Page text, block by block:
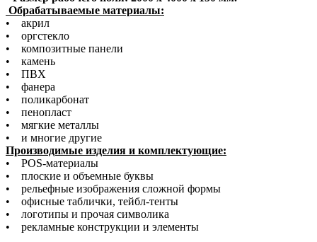
Обрабатываемые материалы:
• акрил
• оргстекло
• композитные панели
• камень
• ПВХ
• фанера
• поликарбонат
• пенопласт
• мягкие металлы
• и многие другие
Производимые изделия и комплектующие:
• POS-материалы
• плоские и объемные буквы
• рельефные изображения сложной формы
• офисные таблички, тейбл-тенты
• логотипы и прочая символика
• рекламные конструкции и элементы